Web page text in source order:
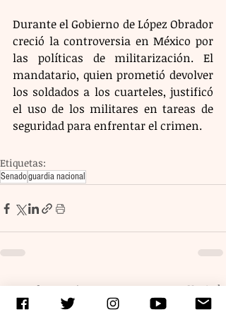
Durante el Gobierno de López Obrador
creció la controversia en México por
las políticas de militarización. El
mandatario, quien prometió devolver
los soldados a los cuarteles, justificó
el uso de los militares en tareas de
seguridad para enfrentar el crimen.
Etiquetas:
Senadoguardia nacional
Entradas recientes Ver todo